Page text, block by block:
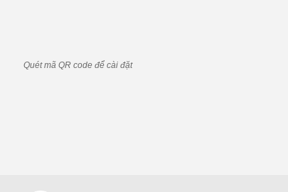
Quét mã QR code để cài đặt